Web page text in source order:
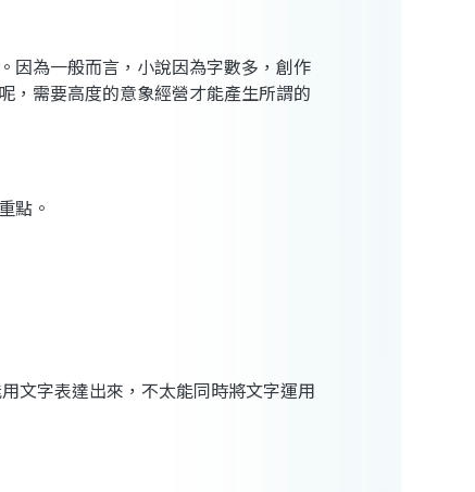
因為一般而言，小說因為字數多，創作
，需要高度的意象經營才能產生所謂的
點。
文字表達出來，不太能同時將文字運用